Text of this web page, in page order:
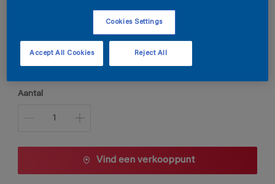
Aantal
Vind een verkooppunt
Cookies Settings
Reject All
Accept All Cookies